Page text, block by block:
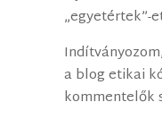
„egyetértek”-
a blog etikai
kommentelők